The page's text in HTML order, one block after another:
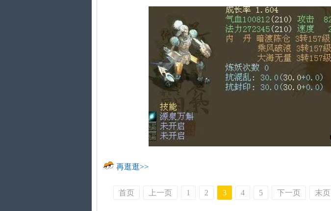
再逛逛>>
首页 上一页 1 2 3 4 5 下一页 末页